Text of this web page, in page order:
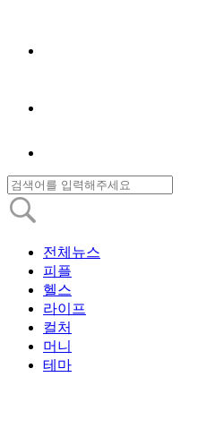
전체뉴스
피플
헬스
라이프
컬처
머니
테마